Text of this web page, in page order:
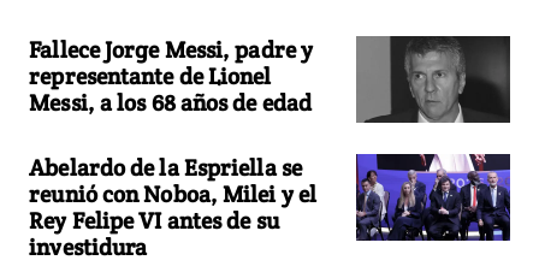
Fallece Jorge Messi, padre y
representante de Lionel
Messi, a los 68 años de edad
Abelardo de la Espriella se
reunió con Noboa, Milei y el
Rey Felipe VI antes de su
investidura